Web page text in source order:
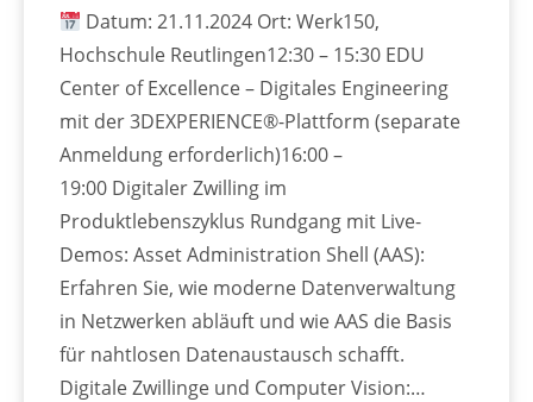
Datum: 21.11.2024 Ort: Werk150,
Hochschule Reutlingen12:30 – 15:30 EDU
Center of Excellence – Digitales Engineering
mit der 3DEXPERIENCE®-Plattform (separate
Anmeldung erforderlich)16:00 –
19:00 Digitaler Zwilling im
Produktlebenszyklus Rundgang mit Live-
Demos: Asset Administration Shell (AAS):
Erfahren Sie, wie moderne Datenverwaltung
in Netzwerken abläuft und wie AAS die Basis
für nahtlosen Datenaustausch schafft.
Digitale Zwillinge und Computer Vision:…